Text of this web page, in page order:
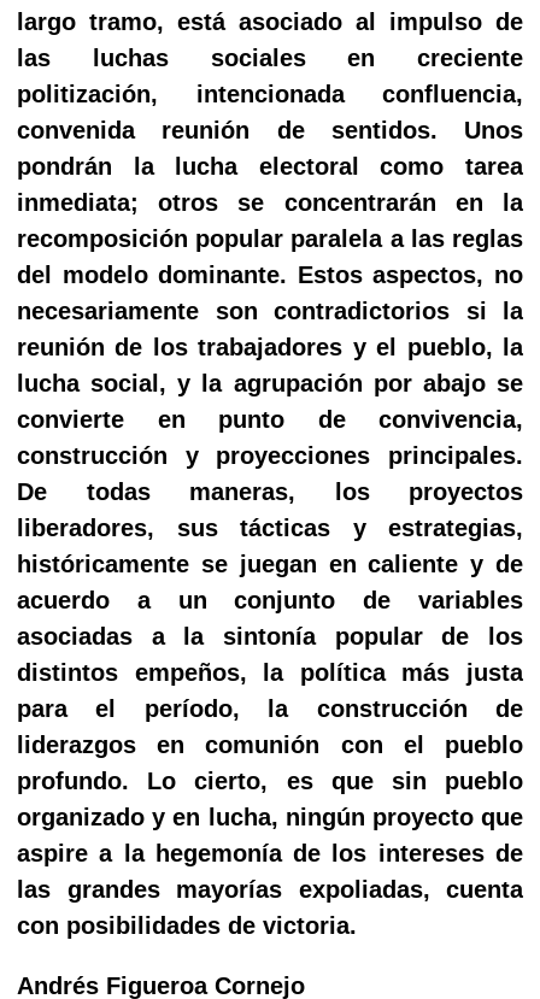
largo tramo, está asociado al impulso de
las luchas sociales en creciente
politización, intencionada confluencia,
convenida reunión de sentidos. Unos
pondrán la lucha electoral como tarea
inmediata; otros se concentrarán en la
recomposición popular paralela a las reglas
del modelo dominante. Estos aspectos, no
necesariamente son contradictorios si la
reunión de los trabajadores y el pueblo, la
lucha social, y la agrupación por abajo se
convierte en punto de convivencia,
construcción y proyecciones principales.
De todas maneras, los proyectos
liberadores, sus tácticas y estrategias,
históricamente se juegan en caliente y de
acuerdo a un conjunto de variables
asociadas a la sintonía popular de los
distintos empeños, la política más justa
para el período, la construcción de
liderazgos en comunión con el pueblo
profundo. Lo cierto, es que sin pueblo
organizado y en lucha, ningún proyecto que
aspire a la hegemonía de los intereses de
las grandes mayorías expoliadas, cuenta
con posibilidades de victoria.
Andrés Figueroa Cornejo